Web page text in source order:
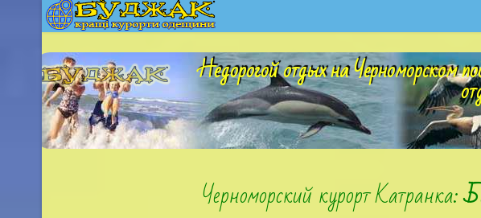
Недорогой отдых на Черноморском
Черноморский курорт Катранка: